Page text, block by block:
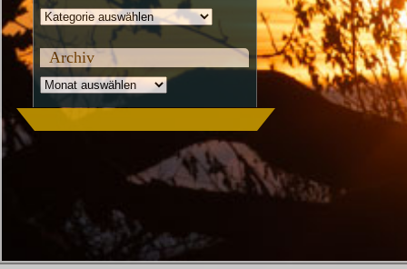
Kategorien
Archiv
Archiv